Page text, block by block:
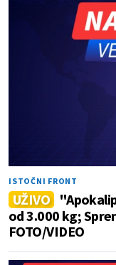
ISTOČNI FRONT
UŽIVO
od 3.000 kg;
FOTO/VIDEO